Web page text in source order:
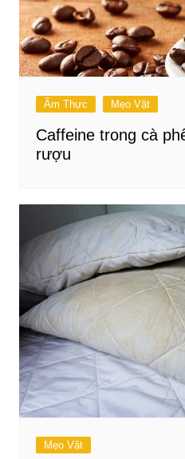
Ẩm Thực Mẹo Vặt
Caffeine trong cà
rượu
Mẹo Vặt